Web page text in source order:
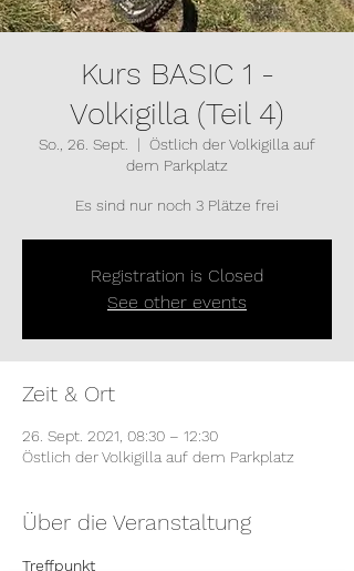
Kurs BASIC 1 -
Volkigilla (Teil 4)
So., 26. Sept.
  |
Östlich der Volkigilla auf
dem Parkplatz
Es sind nur noch 3 Plätze frei
Registration is Closed
See other events
Zeit & Ort
26. Sept. 2021, 08:30 – 12:30
Östlich der Volkigilla auf dem Parkplatz
Über die Veranstaltung
Treffpunkt